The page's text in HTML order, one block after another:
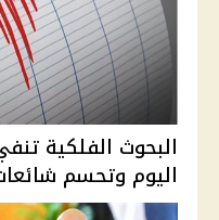
البحوث الفلكية
اليوم وتحسم